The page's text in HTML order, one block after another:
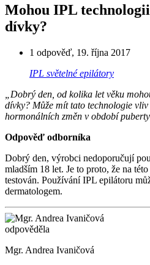
Mohou IPL
dívky?
1 odpověď, 19. října 2017
IPL světelné epilátory
„Dobrý den, od kolika let věku
dívky? Může mít tato technologie
hormonálních změn v období
Odpověď odborníka
Dobrý den, výrobci nedoporučují
mladším 18 let. Je to proto, že na
testován. Používání IPL epilátoru
dermatologem.
odpověděla
Mgr. Andrea Ivaničová